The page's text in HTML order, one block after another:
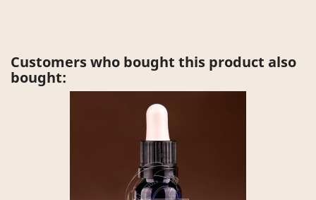
Customers who bought this product also
bought: